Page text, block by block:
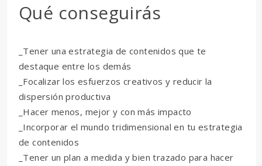
Qué conseguirás
_Tener una estrategia de contenidos que te
destaque entre los demás
_Focalizar los esfuerzos creativos y reducir la
dispersión productiva
_Hacer menos, mejor y con más impacto
_Incorporar el mundo tridimensional en tu estrategia
de contenidos
_Tener un plan a medida y bien trazado para hacer